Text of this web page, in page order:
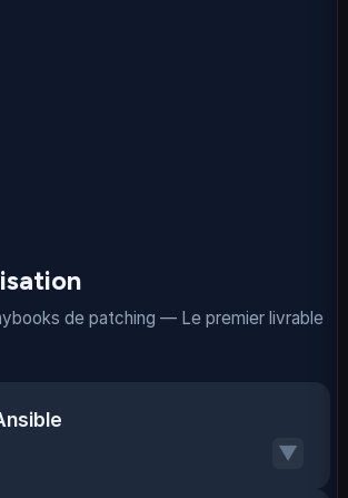
de patching — Le premier livrable
▼